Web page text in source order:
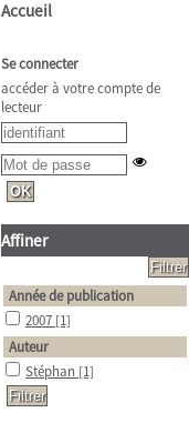
Accueil
Se connecter
accéder à votre compte de
lecteur
Affiner
Année de publication
2007 [1]
Auteur
Stéphan [1]